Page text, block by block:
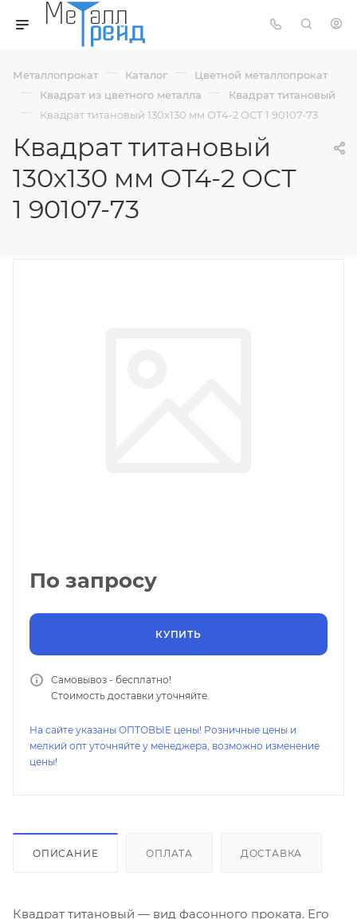
Металлопрокат — Каталог — Цветной металлопрокат
— Квадрат из цветного металла — Квадрат титановый
— Квадрат титановый 130х130 мм ОТ4-2 ОСТ 1 90107-73
Квадрат титановый
130х130 мм ОТ4-2 ОСТ
1 90107-73
По запросу
КУПИТЬ
Самовывоз - бесплатно!
Стоимость доставки уточняйте.
На сайте указаны ОПТОВЫЕ цены! Розничные цены и
мелкий опт уточняйте у менеджера, возможно изменение
цены!
ОПИСАНИЕ ОПЛАТА ДОСТАВКА
Квадрат титановый — вид фасонного проката. Его